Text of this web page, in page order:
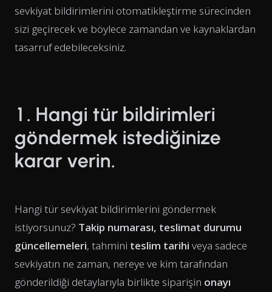
sevkiyat bildirimlerini otomatikleştirme sürecinden
sizi geçirecek ve böylece zamandan ve kaynaklardan
tasarruf edebileceksiniz.
1. Hangi tür bildirimleri
göndermek istediğinize
karar verin.
Hangi tür sevkiyat bildirimlerini göndermek
istiyorsunuz? Takip numarası, teslimat durumu
güncellemeleri, tahmini teslim tarihi veya sadece
sevkiyatın ne zaman, nereye ve kim tarafından
gönderildiği detaylarıyla birlikte siparişin onayı